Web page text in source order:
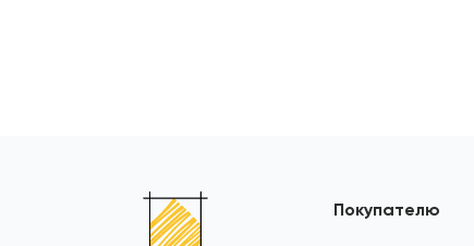
Покупателю